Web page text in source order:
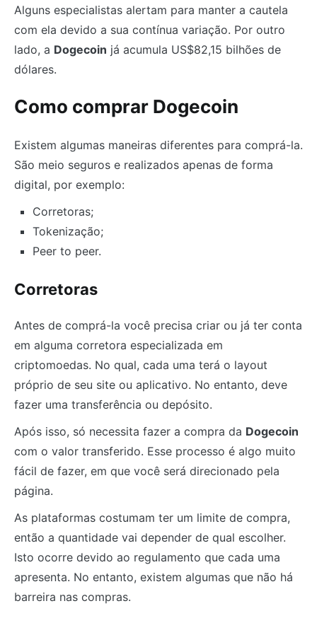
Alguns especialistas alertam para manter a cautela
com ela devido a sua contínua variação. Por outro
lado, a Dogecoin já acumula US$82,15 bilhões de
dólares.
Como comprar Dogecoin
Existem algumas maneiras diferentes para comprá-la.
São meio seguros e realizados apenas de forma
digital, por exemplo:
Corretoras;
Tokenização;
Peer to peer.
Corretoras
Antes de comprá-la você precisa criar ou já ter conta
em alguma corretora especializada em
criptomoedas. No qual, cada uma terá o layout
próprio de seu site ou aplicativo. No entanto, deve
fazer uma transferência ou depósito.
Após isso, só necessita fazer a compra da Dogecoin
com o valor transferido. Esse processo é algo muito
fácil de fazer, em que você será direcionado pela
página.
As plataformas costumam ter um limite de compra,
então a quantidade vai depender de qual escolher.
Isto ocorre devido ao regulamento que cada uma
apresenta. No entanto, existem algumas que não há
barreira nas compras.